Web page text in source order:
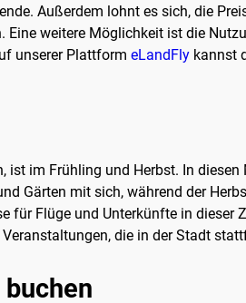
Außerdem lohnt es sich, die
Eine weitere Möglichkeit ist die
unserer Plattform eLandFly kannst
ist im Frühling und Herbst. In
Gärten mit sich, während der
für Flüge und Unterkünfte in dieser
die in der Stadt